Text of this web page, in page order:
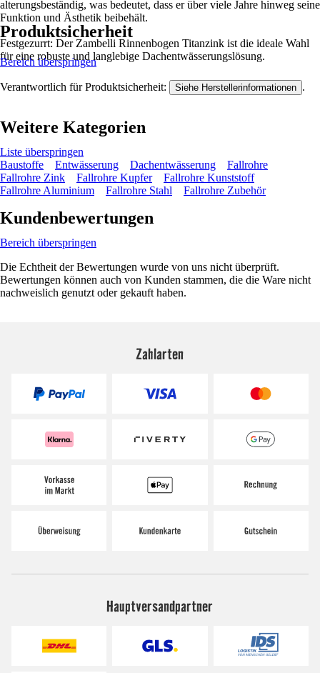
alterungsbeständig, was bedeutet, dass er über viele Jahre hinweg seine
Funktion und Ästhetik beibehält.
Festgezurrt: Der Zambelli Rinnenbogen Titanzink ist die ideale Wahl
für eine robuste und langlebige Dachentwässerungslösung.
Produktsicherheit
Bereich überspringen
Verantwortlich für Produktsicherheit: Siehe Herstellerinformationen .
Weitere Kategorien
Liste überspringen
Baustoffe
Entwässerung Dachentwässerung
Fallrohre
Fallrohre Zink
Fallrohre Kupfer
Fallrohre Kunststoff
Fallrohre Aluminium
Fallrohre Stahl Fallrohre Zubehör
Kundenbewertungen
Bereich überspringen
Die Echtheit der Bewertungen wurde von uns nicht überprüft.
Bewertungen können auch von Kunden stammen, die die Ware nicht
nachweislich genutzt oder gekauft haben.
Zahlarten
Hauptversandpartner